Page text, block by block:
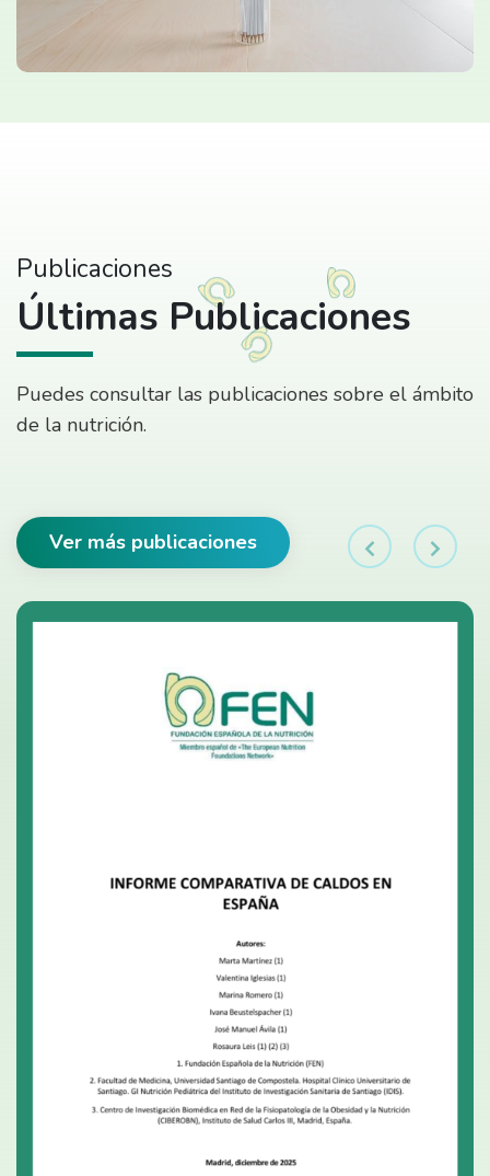
Publicaciones
Últimas Publicaciones
Puedes consultar las publicaciones sobre el ámbito
de la nutrición.
Ver más publicaciones